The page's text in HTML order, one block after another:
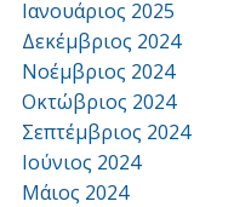
Ιανουάριος 2025
Δεκέμβριος 2024
Νοέμβριος 2024
Οκτώβριος 2024
Σεπτέμβριος 2024
Ιούνιος 2024
Μάιος 2024